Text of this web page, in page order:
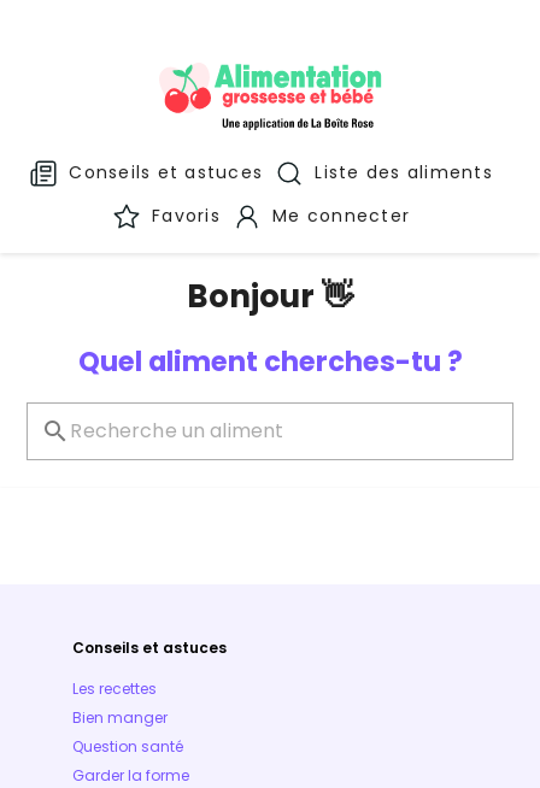
Conseils et astuces
Liste des aliments
Favoris
Me connecter
Bonjour 👋
Quel aliment cherches-tu ?
Conseils et astuces
Les recettes
Bien manger
Question santé
Garder la forme